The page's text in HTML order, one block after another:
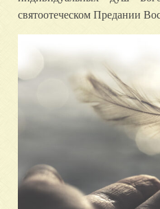
святоотеческом Предании